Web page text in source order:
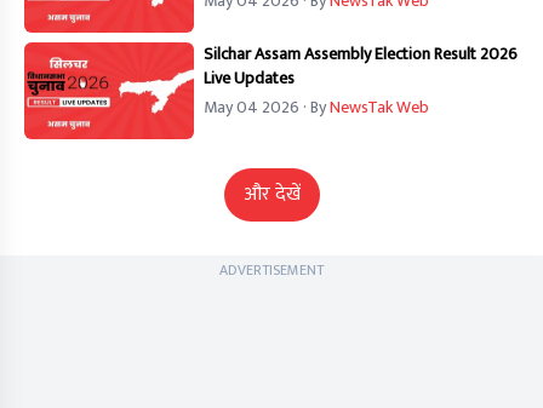
Silchar Assam Assembly Election Result 2026
Live Updates
May 04 2026 · ByNewsTak Web
और देखें
ADVERTISEMENT